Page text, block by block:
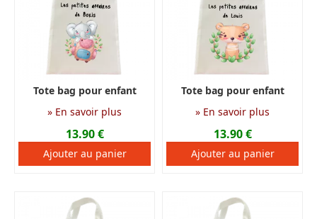
Tote bag pour enfant
personnalisé en tissu
imperméable
» En savoir plus
13.90 €
Tote bag pour enfant
personnalisé en tissu
imperméable
» En savoir plus
13.90 €